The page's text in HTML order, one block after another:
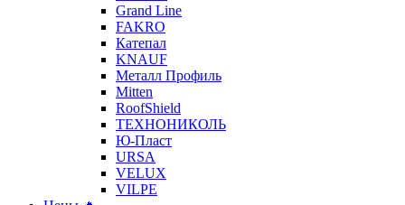
Grand Line
FAKRO
Катепал
KNAUF
Металл Профиль
Mitten
RoofShield
ТЕХНОНИКОЛЬ
Ю-Пласт
URSA
VELUX
VILPE